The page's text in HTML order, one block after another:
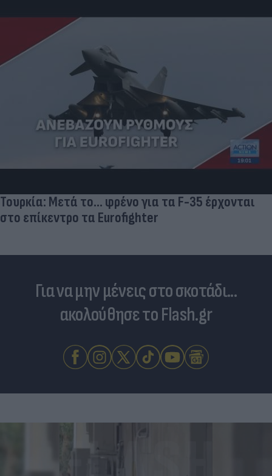
Τουρκία: Μετά το... φρένο για τα F-35 έρχονται
στο επίκεντρο τα Eurofighter
Για να μην μένεις στο σκοτάδι...
ακολούθησε το Flash.gr